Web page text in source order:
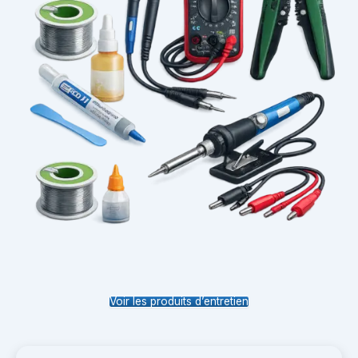
Voir les produits d’entretien